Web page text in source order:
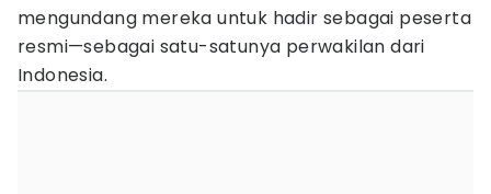
mengundang mereka untuk hadir sebagai peserta
resmi—sebagai satu-satunya perwakilan dari
Indonesia.